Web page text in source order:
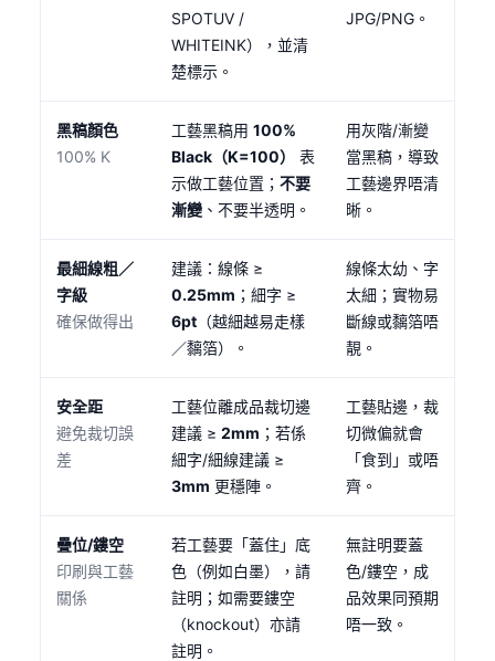
SPOTUV /
WHITEINK），並清
楚標示。
JPG/PNG。
黑稿顏色
100% K
工藝黑稿用 100%
Black（K=100）
表
示做工藝位置； 不要
漸變 、不要半透明。
用灰階/漸變
當黑稿，導致
工藝邊界唔清
晰。
最細線粗／
字級
確保做得出
建議：線條 ≥
0.25mm ；細字 ≥
6pt （越細越易走樣
／黐箔）。
線條太幼、字
太細；實物易
斷線或黐箔唔
靚。
安全距
避免裁切誤
差
工藝位離成品裁切邊
建議 ≥ 2mm ；若係
細字/細線建議 ≥
3mm 更穩陣。
工藝貼邊，裁
切微偏就會
「食到」或唔
齊。
疊位/鏤空
印刷與工藝
關係
若工藝要「蓋住」底
色（例如白墨），請
註明；如需要鏤空
（knockout）亦請
註明。
無註明要蓋
色/鏤空，成
品效果同預期
唔一致。